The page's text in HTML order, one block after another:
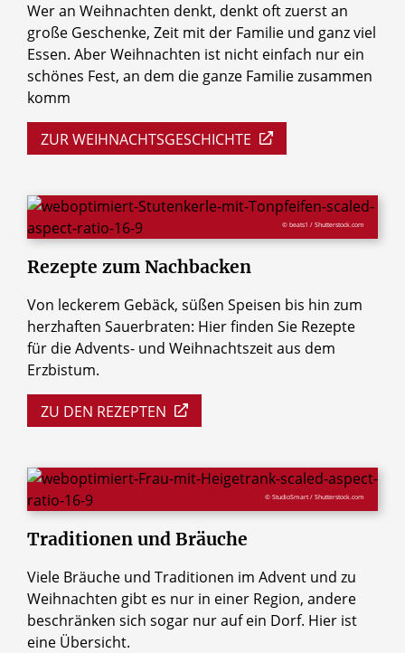
Wer an Weihnachten denkt, denkt oft zuerst an
große Geschenke, Zeit mit der Familie und ganz viel
Essen. Aber Weihnachten ist nicht einfach nur ein
schönes Fest, an dem die ganze Familie zusammen
komm
ZUR WEIHNACHTSGESCHICHTE
© beats1 / Shutterstock.com
Rezepte zum Nachbacken
Von leckerem Gebäck, süßen Speisen bis hin zum
herzhaften Sauerbraten: Hier finden Sie Rezepte
für die Advents- und Weihnachtszeit aus dem
Erzbistum.
ZU DEN REZEPTEN
© StudioSmart / Shutterstock.com
Traditionen und Bräuche
Viele Bräuche und Traditionen im Advent und zu
Weihnachten gibt es nur in einer Region, andere
beschränken sich sogar nur auf ein Dorf. Hier ist
eine Übersicht.